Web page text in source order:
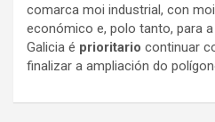
comarca moi industrial, con
económico e, polo tanto, para a
Galicia é prioritario continuar
finalizar a ampliación do